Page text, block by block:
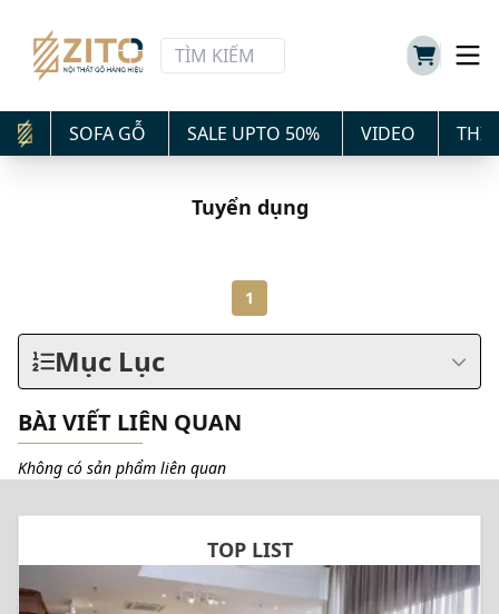
SOFA GỖ SALE UPTO 50% VIDEO
Tuyển dụng
1
Mục Lục
BÀI VIẾT LIÊN QUAN
Không có sản phẩm liên quan
TOP LIST